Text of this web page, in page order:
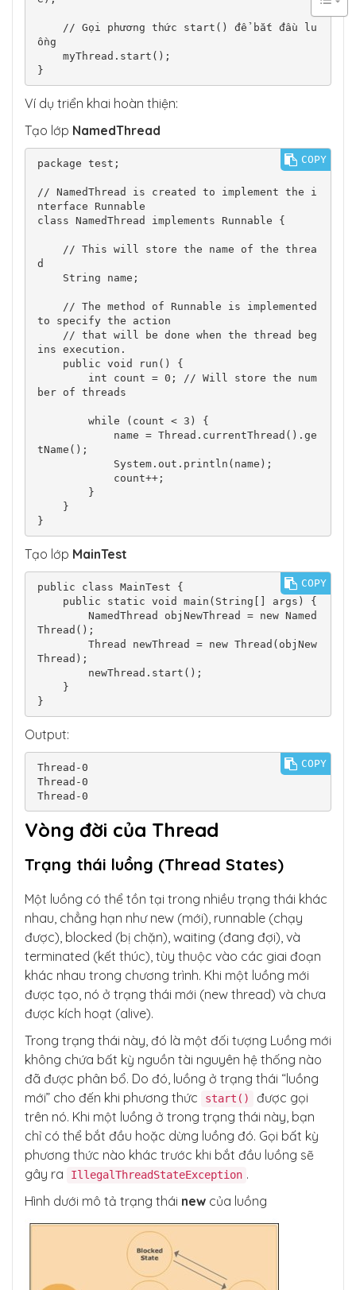
ồng
}
Ví dụ triển khai hoàn thiện:
Tạo lớp NamedThread
package test;
// NamedThread is created to implement the i
nterface Runnable
class NamedThread implements Runnable {
d
to specify the action
ins execution.
ber of threads
tName();
}
COPY
Tạo lớp MainTest
public class MainTest {
Thread();
Thread);
}
COPY
Output:
Thread-0
Thread-0
Thread-0
COPY
Vòng đời của Thread
Trạng thái luồng (Thread States)
Một luồng có thể tồn tại trong nhiều trạng thái khác
nhau, chẳng hạn như new (mới), runnable (chạy
được), blocked (bị chặn), waiting (đang đợi), và
terminated (kết thúc), tùy thuộc vào các giai đoạn
khác nhau trong chương trình. Khi một luồng mới
được tạo, nó ở trạng thái mới (new thread) và chưa
được kích hoạt (alive).
Trong trạng thái này, đó là một đối tượng Luồng mới
không chứa bất kỳ nguồn tài nguyên hệ thống nào
đã được phân bổ. Do đó, luồng ở trạng thái “luồng
mới” cho đến khi phương thức
start()
được gọi
trên nó. Khi một luồng ở trong trạng thái này, bạn
chỉ có thể bắt đầu hoặc dừng luồng đó. Gọi bất kỳ
phương thức nào khác trước khi bắt đầu luồng sẽ
gây ra
IllegalThreadStateException .
Hình dưới mô tả trạng thái new của luồng